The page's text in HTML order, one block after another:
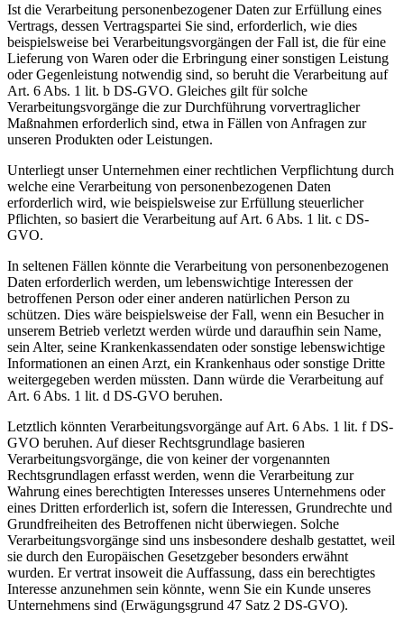
Ist die Verarbeitung personenbezogener Daten zur Erfüllung eines
Vertrags, dessen Vertragspartei Sie sind, erforderlich, wie dies
beispielsweise bei Verarbeitungsvorgängen der Fall ist, die für eine
Lieferung von Waren oder die Erbringung einer sonstigen Leistung
oder Gegenleistung notwendig sind, so beruht die Verarbeitung auf
Art. 6 Abs. 1 lit. b DS-GVO. Gleiches gilt für solche
Verarbeitungsvorgänge die zur Durchführung vorvertraglicher
Maßnahmen erforderlich sind, etwa in Fällen von Anfragen zur
unseren Produkten oder Leistungen.
Unterliegt unser Unternehmen einer rechtlichen Verpflichtung durch
welche eine Verarbeitung von personenbezogenen Daten
erforderlich wird, wie beispielsweise zur Erfüllung steuerlicher
Pflichten, so basiert die Verarbeitung auf Art. 6 Abs. 1 lit. c DS-
GVO.
In seltenen Fällen könnte die Verarbeitung von personenbezogenen
Daten erforderlich werden, um lebenswichtige Interessen der
betroffenen Person oder einer anderen natürlichen Person zu
schützen. Dies wäre beispielsweise der Fall, wenn ein Besucher in
unserem Betrieb verletzt werden würde und daraufhin sein Name,
sein Alter, seine Krankenkassendaten oder sonstige lebenswichtige
Informationen an einen Arzt, ein Krankenhaus oder sonstige Dritte
weitergegeben werden müssten. Dann würde die Verarbeitung auf
Art. 6 Abs. 1 lit. d DS-GVO beruhen.
Letztlich könnten Verarbeitungsvorgänge auf Art. 6 Abs. 1 lit. f DS-
GVO beruhen. Auf dieser Rechtsgrundlage basieren
Verarbeitungsvorgänge, die von keiner der vorgenannten
Rechtsgrundlagen erfasst werden, wenn die Verarbeitung zur
Wahrung eines berechtigten Interesses unseres Unternehmens oder
eines Dritten erforderlich ist, sofern die Interessen, Grundrechte und
Grundfreiheiten des Betroffenen nicht überwiegen. Solche
Verarbeitungsvorgänge sind uns insbesondere deshalb gestattet, weil
sie durch den Europäischen Gesetzgeber besonders erwähnt
wurden. Er vertrat insoweit die Auffassung, dass ein berechtigtes
Interesse anzunehmen sein könnte, wenn Sie ein Kunde unseres
Unternehmens sind (Erwägungsgrund 47 Satz 2 DS-GVO).